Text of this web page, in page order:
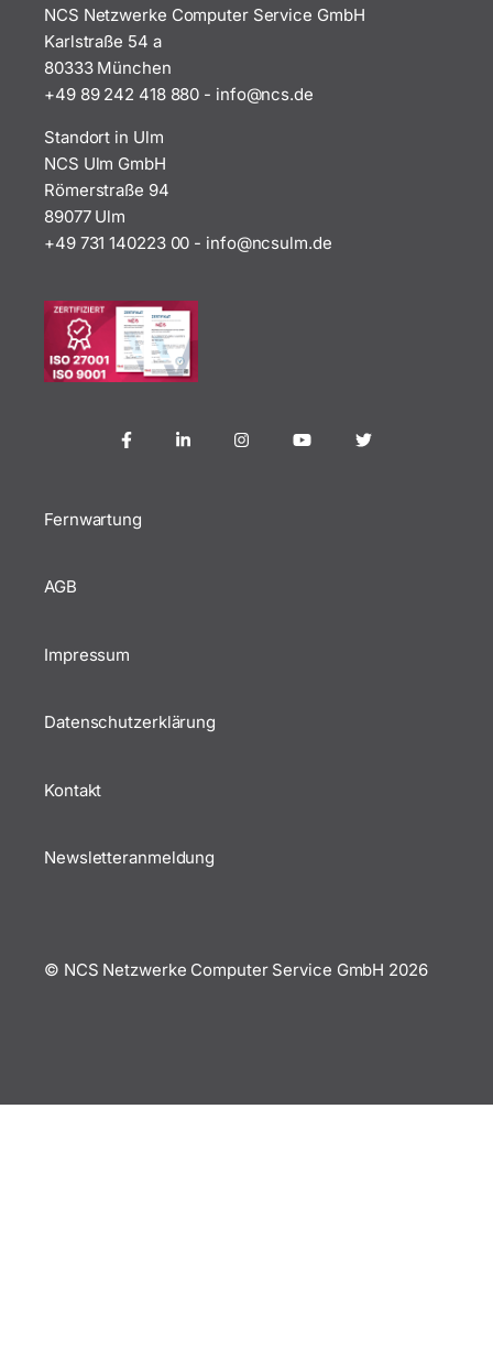
NCS Netzwerke Computer Service GmbH
Karlstraße 54 a
80333 München
+49 89 242 418 880 - ed.sc
n@ofn
i
Standort in Ulm
NCS Ulm GmbH
Römerstraße 94
89077 Ulm
+49 731 140223 00 - ed.ml
uscn@
ofni
© NCS Netzwerke Computer Service GmbH 2026
Fernwartung
AGB
Impressum
Datenschutzerklärung
Kontakt
Newsletteranmeldung